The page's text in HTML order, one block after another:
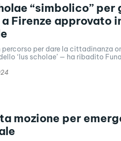
“simbolico”
Firenze approvato
percorso per dare la cittadinanza
‘Ius scholae’ — ha ribadito
mozione per